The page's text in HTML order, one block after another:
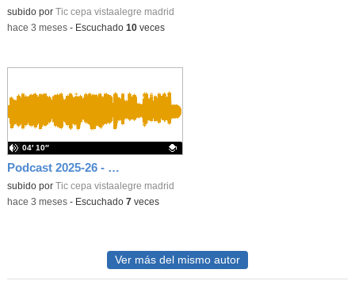
Contenido educativo.
subido por Tic cepa vistaalegre madrid
-hace 3 meses- Escuchado 10veces
Podcast 2025-26 - Radio 15. Secundaria Nivel 1. Experiencias en las Jornadas culturales del CEPA
Contenido educativo.
subido por Tic cepa vistaalegre madrid
04′ 10″
-hace 3 meses- Escuchado 7veces
Ver más del mismo autor